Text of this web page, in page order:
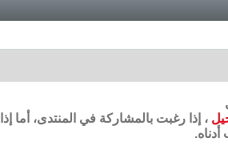
، إذا رغبت بالمشاركة في المنتدى، أما